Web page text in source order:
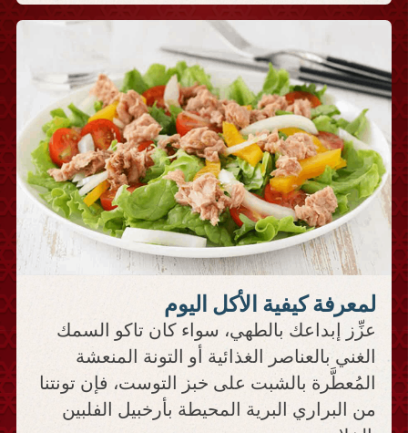
لمعرفة كيفية الأكل اليوم
عزِّز إبداعك بالطهي، سواء كان تاكو السمك
الغني بالعناصر الغذائية أو التونة المنعشة
المُعطَّرة بالشبت على خبز التوست، فإن تونتنا
من البراري البرية المحيطة بأرخبيل الفلبين